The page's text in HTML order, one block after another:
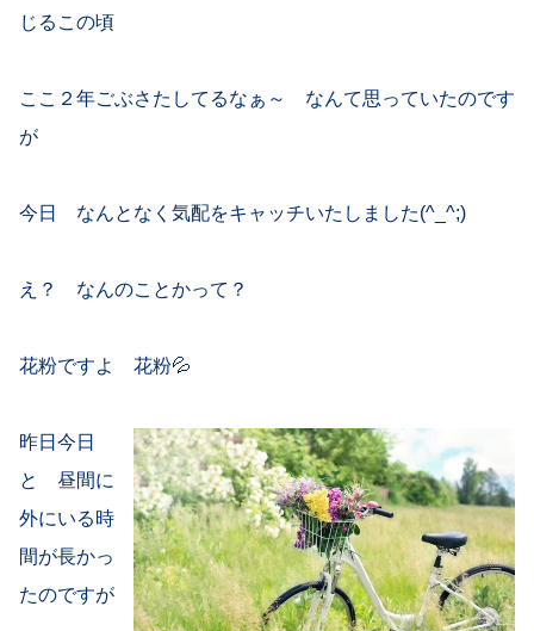
じるこの頃
ここ２年ごぶさたしてるなぁ～ なんて思っていたのです
が
今日 なんとなく気配をキャッチいたしました(^_^;)
え？ なんのことかって？
花粉ですよ 花粉💦
昨日今日
と 昼間に
外にいる時
間が長かっ
たのですが